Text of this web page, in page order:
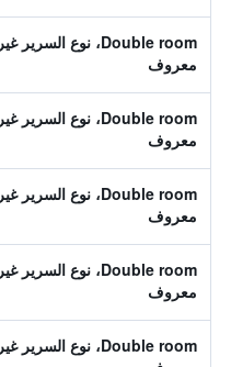
Double room، نوع السرير غير
معروف
Double room، نوع السرير غير
معروف
Double room، نوع السرير غير
معروف
Double room، نوع السرير غير
معروف
Double room، نوع السرير غير